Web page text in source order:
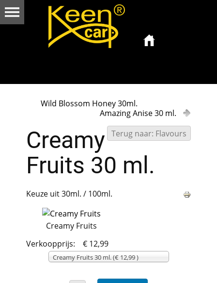
Wild Blossom Honey 30ml.
Amazing Anise 30 ml.
Terug naar: Flavours
Creamy
Fruits 30 ml.
Keuze uit 30ml. / 100ml.
Creamy Fruits
Verkoopprijs:
€ 12,99
Creamy Fruits 30 ml. (€ 12,99 )